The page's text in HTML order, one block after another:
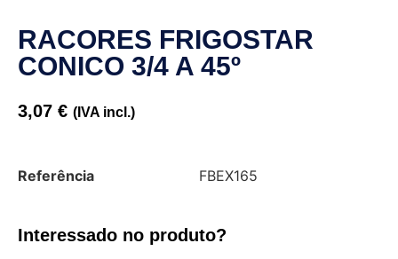
RACORES FRIGOSTAR
CONICO 3/4 A 45º
3,07 € (IVA incl.)
Referência FBEX165
Interessado no produto?